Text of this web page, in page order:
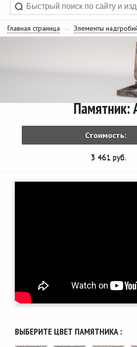
Главная страница → Элементы
Памятник:
Стоимость:
3 461 руб.
ВЫБЕРИТЕ ЦВЕТ ПАМЯТНИКА :